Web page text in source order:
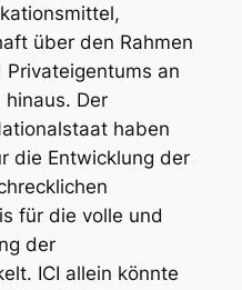
über den Rahmen
an
Der
haben
die Entwicklung der
für die volle und
der
ICI allein könnte